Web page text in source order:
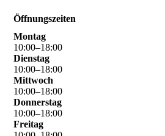
Öffnungszeiten
Montag
10:00–18:00
Dienstag
10:00–18:00
Mittwoch
10:00–18:00
Donnerstag
10:00–18:00
Freitag